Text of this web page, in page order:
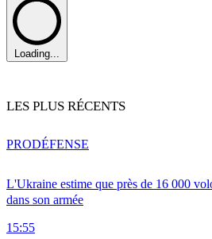
Loading...
LES PLUS RÉCENTS
L'Ukraine estime que près de 16 000
dans son armée
15:55
PRODÉFENSE